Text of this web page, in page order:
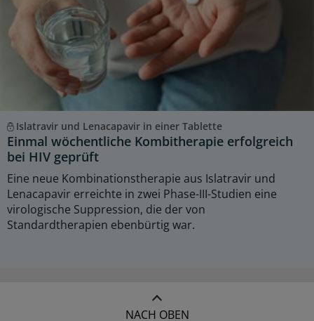
Islatravir und Lenacapavir in einer Tablette
Einmal wöchentliche Kombitherapie erfolgreich
bei HIV geprüft
Eine neue Kombinationstherapie aus Islatravir und
Lenacapavir erreichte in zwei Phase-III-Studien eine
virologische Suppression, die der von
Standardtherapien ebenbürtig war.
NACH OBEN